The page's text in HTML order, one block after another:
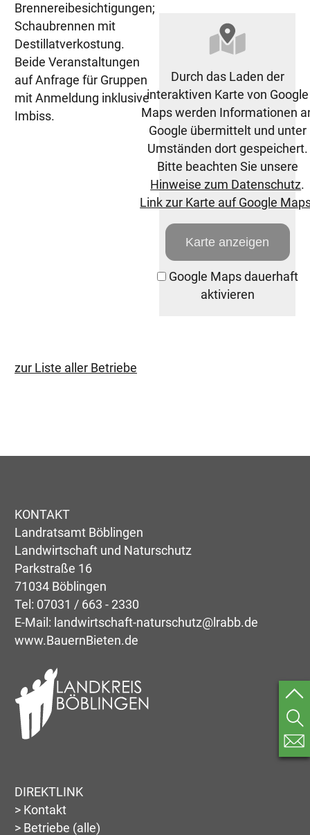
Brennereibesichtigungen;
Schaubrennen mit
Destillatverkostung.
Beide Veranstaltungen
auf Anfrage für Gruppen
mit Anmeldung inklusive
Imbiss.
Durch das Laden der
interaktiven Karte von Google
Maps werden Informationen
Google übermittelt und unter
Umständen dort gespeichert.
Bitte beachten Sie unsere
Hinweise zum Datenschutz.
Link zur Karte auf Google
Karte anzeigen
Google Maps dauerhaft
aktivieren
zur Liste aller Betriebe
KONTAKT
Landratsamt Böblingen
Landwirtschaft und Naturschutz
Parkstraße 16
71034 Böblingen
Tel: 07031 / 663 - 2330
E-Mail: landwirtschaft-naturschutz@lrabb.de
www.BauernBieten.de
DIREKTLINK
> Kontakt
> Betriebe (alle)